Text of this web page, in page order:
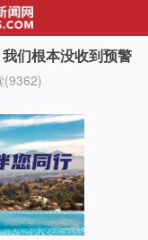
们根本没收到预警
(9362)